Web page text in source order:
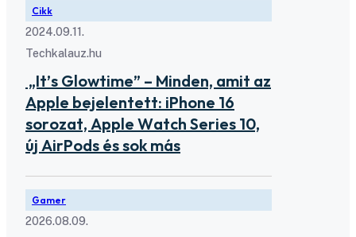
Cikk
2024.09.11.
Techkalauz.hu
„It’s Glowtime” – Minden, amit az
Apple bejelentett: iPhone 16
sorozat, Apple Watch Series 10,
új AirPods és sok más
Gamer
2026.08.09.